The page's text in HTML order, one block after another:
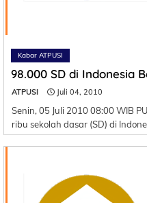
Kabar ATPUSI
98.000 SD di Indonesia
ATPUSI Juli 04, 2010
Senin, 05 Juli 2010 08:00 WIB
ribu sekolah dasar (SD) di